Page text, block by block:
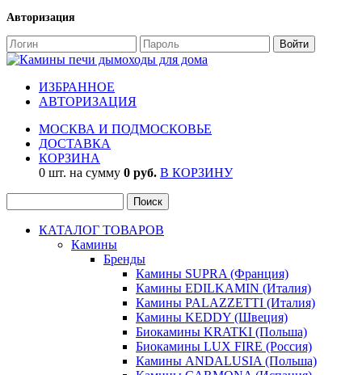
Авторизация
ИЗБРАННОЕ
АВТОРИЗАЦИЯ
МОСКВА И ПОДМОСКОВЬЕ
ДОСТАВКА
КОРЗИНА
0 шт. на сумму 0 руб. В КОРЗИНУ
КАТАЛОГ ТОВАРОВ
Камины
Бренды
Камины SUPRA (Франция)
Камины EDILKAMIN (Италия)
Камины PALAZZETTI (Италия)
Камины KEDDY (Швеция)
Биокамины KRATKI (Польша)
Биокамины LUX FIRE (Россия)
Камины ANDALUSIA (Польша)